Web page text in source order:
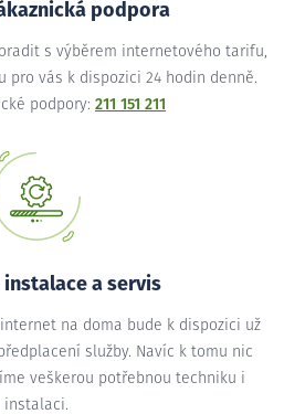
podpora
s výběrem internetového tarifu,
pro vás k dispozici 24 hodin denně.
podpory: 211 151 211
instalace a servis
internet na doma bude k dispozici už
služby. Navíc k tomu nic
veškerou potřebnou techniku i
instalaci.